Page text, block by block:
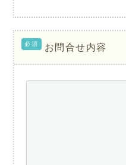
必須 お問合せ内容